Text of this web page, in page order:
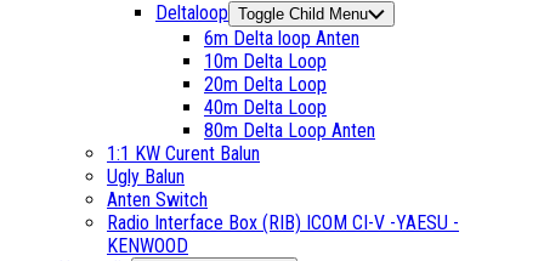
Deltaloop Toggle Child Menu
6m Delta loop Anten
10m Delta Loop
20m Delta Loop
40m Delta Loop
80m Delta Loop Anten
1:1 KW Curent Balun
Ugly Balun
Anten Switch
Radio Interface Box (RIB) ICOM CI-V -YAESU -
KENWOOD